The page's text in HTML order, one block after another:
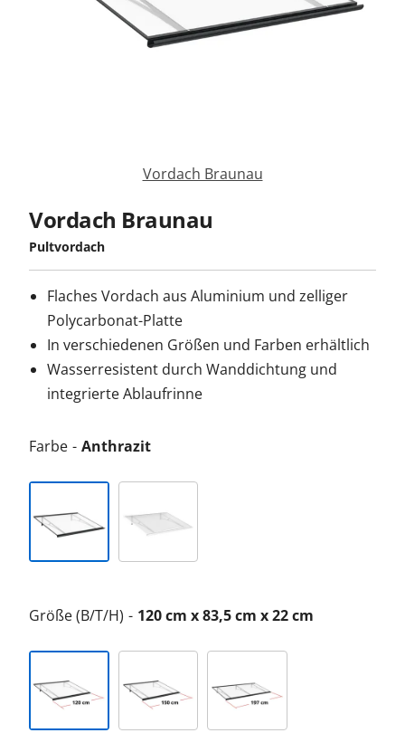
Zäune & Tore
Anmelden / Registrieren
Kontakt / Hilfe
Vordach Braunau
Vordach Braunau
Pultvordach
Flaches Vordach aus Aluminium und zelliger
Polycarbonat-Platte
In verschiedenen Größen und Farben erhältlich
Wasserresistent durch Wanddichtung und
integrierte Ablaufrinne
Farbe Anthrazit
Größe (B/T/H) 120 cm x 83,5 cm x 22 cm